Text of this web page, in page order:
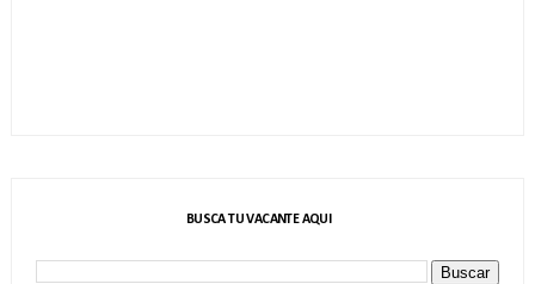
BUSCA TU VACANTE AQUI